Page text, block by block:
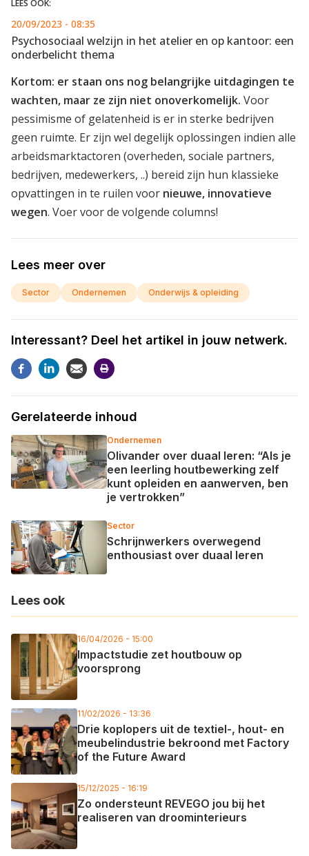
LEES OOK:
20/09/2023 - 08:35
Psychosociaal welzijn in het atelier en op kantoor: een
onderbelicht thema
Kortom: er staan ons nog belangrijke uitdagingen te
wachten, maar ze zijn niet onoverkomelijk. Voor
pessimisme of gelatenheid is er in sterke bedrijven
geen ruimte. Er zijn wel degelijk oplossingen indien alle
arbeidsmarktactoren (overheden, sociale partners,
bedrijven, medewerkers, ..) bereid zijn hun klassieke
opvattingen in te ruilen voor nieuwe, innovatieve
wegen. Voer voor de volgende columns!
Lees meer over
Sector Ondernemen Onderwijs & opleiding
Interessant? Deel het artikel in jouw netwerk.
Gerelateerde inhoud
Ondernemen
Olivander over duaal leren: “Als je
een leerling houtbewerking zelf
kunt opleiden en aanwerven, ben
je vertrokken”
Sector
Schrijnwerkers overwegend
enthousiast over duaal leren
Lees ook
16/04/2026 - 15:00
Impactstudie zet houtbouw op
voorsprong
11/02/2026 - 13:36
Drie koplopers uit de textiel-, hout- en
meubelindustrie bekroond met Factory
of the Future Award
15/12/2025 - 16:19
Zo ondersteunt REVEGO jou bij het
realiseren van droominterieurs